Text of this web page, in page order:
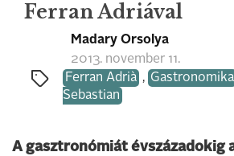
Ferran Adriával
Madary Orsolya
2013. november 11.
Ferran Adrià , Gastronomika
Sebastian
A gasztronómiát évszázadokig